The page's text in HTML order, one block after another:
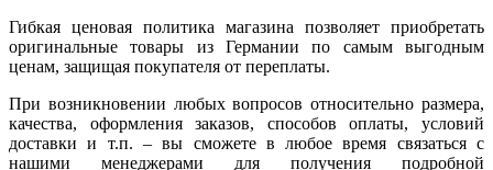
Гибкая ценовая политика магазина позволяет приобретать
оригинальные товары из Германии по самым выгодным
ценам, защищая покупателя от переплаты.
При возникновении любых вопросов относительно размера,
качества, оформления заказов, способов оплаты, условий
доставки и т.п. – вы сможете в любое время связаться с
нашими менеджерами для получения подробной